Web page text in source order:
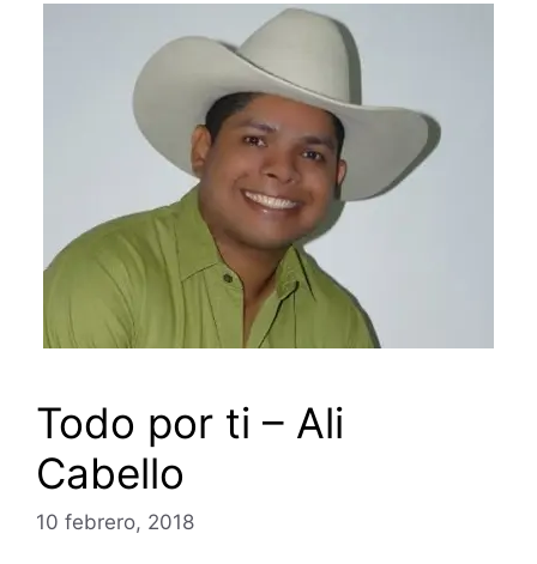
Todo por ti – Ali
Cabello
10 febrero, 2018